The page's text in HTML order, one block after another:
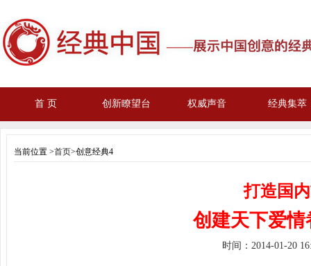
首 页 创新瞭望台 权威声音 经典集萃
当前位置 >首页>创意经典4
打造国
创建天下爱
时间： 2014-01-20